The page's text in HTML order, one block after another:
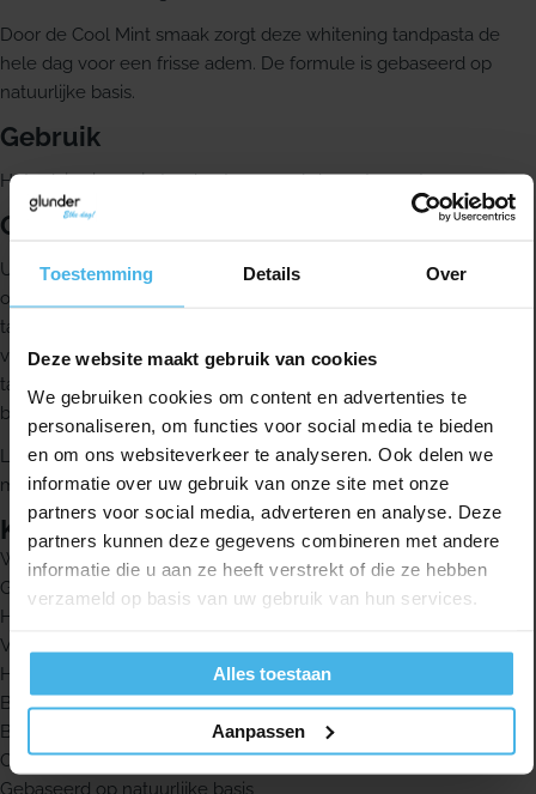
Toestemming Details Over
Deze website maakt gebruik van cookies
We gebruiken cookies om content en advertenties te
personaliseren, om functies voor social media te bieden
en om ons websiteverkeer te analyseren. Ook delen we
informatie over uw gebruik van onze site met onze
partners voor social media, adverteren en analyse. Deze
partners kunnen deze gegevens combineren met andere
informatie die u aan ze heeft verstrekt of die ze hebben
verzameld op basis van uw gebruik van hun services.
Alles toestaan
Aanpassen
Door de Cool Mint smaak zorgt deze whitening tandpasta de
hele dag voor een frisse adem. De formule is gebaseerd op
natuurlijke basis.
Gebruik
Het advies is om je tanden tweemaal daags te poetsen.
Over Opalescence
Ultradent Opalescence wordt in de productinformatie
omschreven als marktleider op het gebied van whitening
tandpasta en is wereldwijd een van de meest gebruikte merken
voor mensen die hun tanden hebben gebleekt. Opalescence
tandpasta versterkt het glazuur tijdens het tandenbleken en
bevat fluoride voor extra bescherming.
Leuk weetje: Opalescence tandpasta wordt genoemd als de
meest gebruikte tandpasta van Hollywood.
Kenmerken
Whitening tandpasta met fluoride
Geschikt als ondersteuning voor of na het tandenbleken
Helpt het bleekresultaat langer zichtbaar te houden
Verwijdert tandaanslag, tandvlekken en verkleuringen
Helpt tanden en kiezen witter en schoner te maken
Beschermt, verbetert en versterkt het tandglazuur
Biedt extra bescherming door fluoride
Cool Mint smaak voor een frisse adem
Gebaseerd op natuurlijke basis